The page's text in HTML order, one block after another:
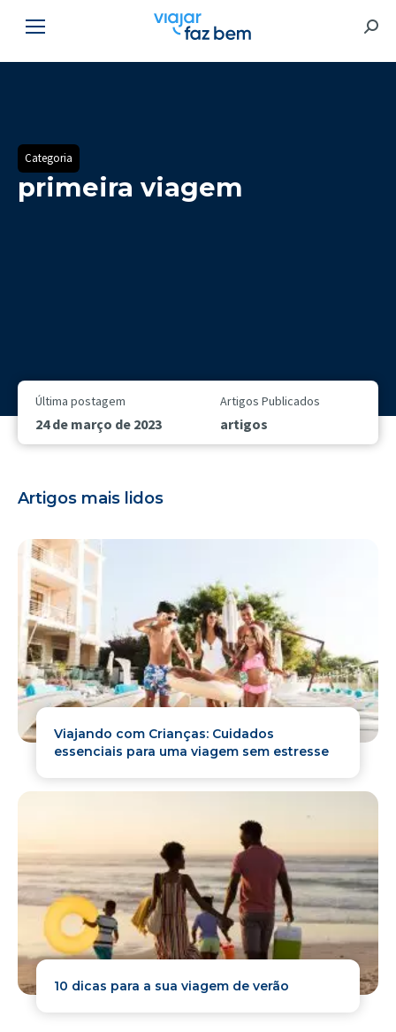
Categoria
primeira viagem
Última postagem
24 de março de 2023
Artigos Publicados
artigos
Artigos mais lidos
Viajando com Crianças: Cuidados
essenciais para uma viagem sem estresse
10 dicas para a sua viagem de verão